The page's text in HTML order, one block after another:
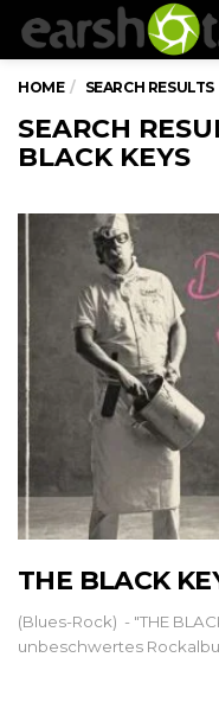
HOME SEARCH RESULTS
SEARCH
BLACK KEYS
THE BLACK
(Blues-Rock) - "THE
unbeschwertes